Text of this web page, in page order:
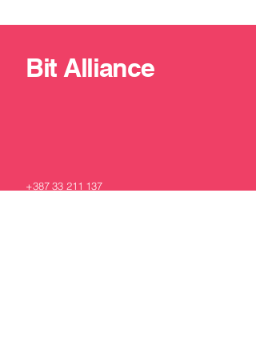
Bit Alliance
+387 33 211 137